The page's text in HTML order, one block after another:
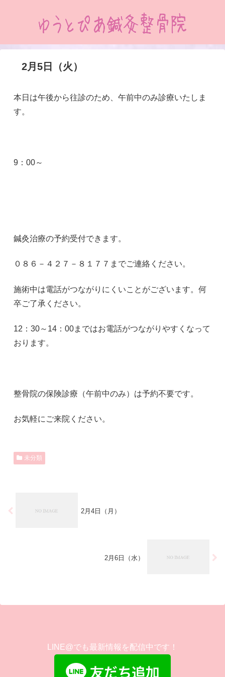
2月5日（火）
本日は午後から往診のため、午前中のみ診療いたしま
す。
9：00～
鍼灸治療の予約受付できます。
０８６－４２７－８１７７までご連絡ください。
施術中は電話がつながりにくいことがございます。何
卒ご了承ください。
12：30～14：00まではお電話がつながりやすくなって
おります。
整骨院の保険診療（午前中のみ）は予約不要です。
お気軽にご来院ください。
未分類
2月4日（月）
2月6日（水）
LINE@でも最新情報を配信中です！